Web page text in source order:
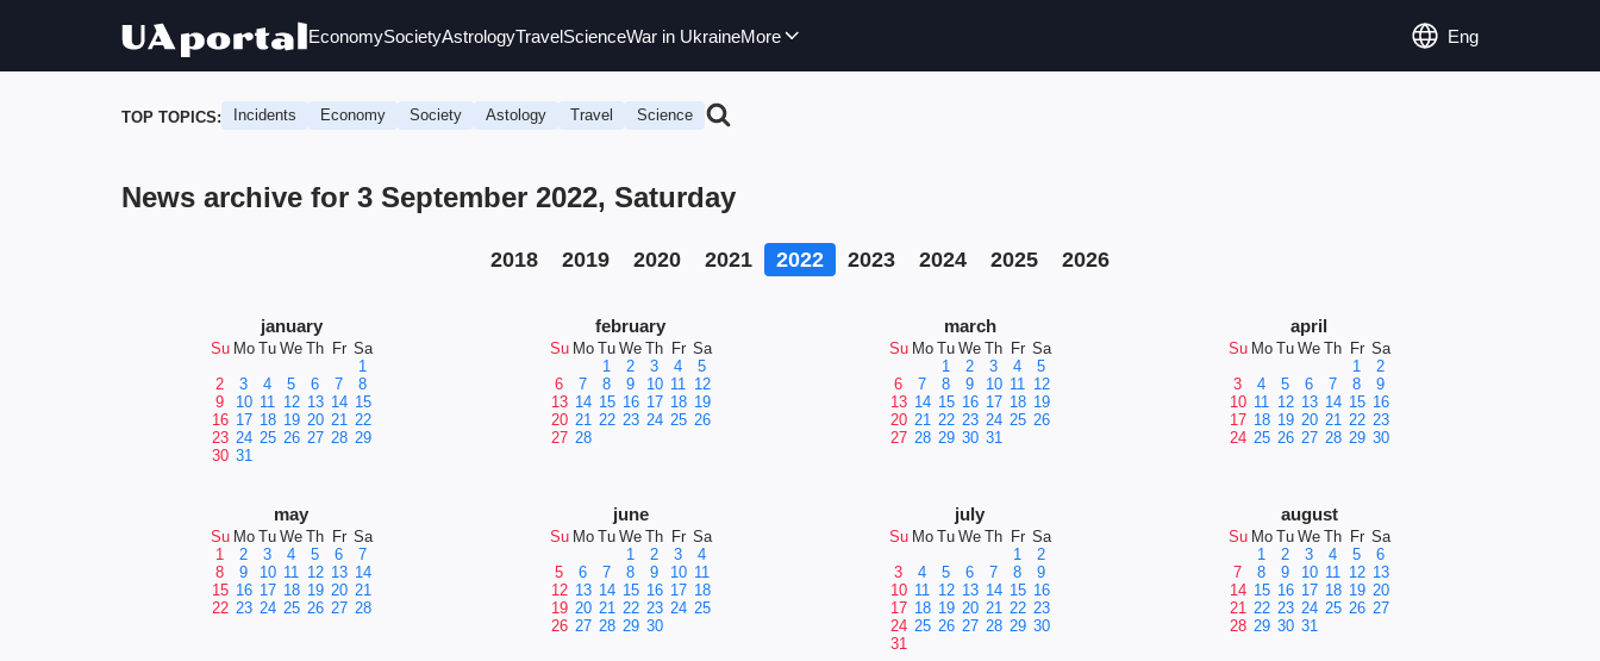
EconomySocietyAstrologyTravelScienceWar in UkraineMore Eng
TOP TOPICS: Incidents Economy Society Astology Travel Science
News archive for 3 September 2022, Saturday
2018 2019 2020 2021 2022 2023 2024 2025 2026
january
Su Mo Tu We Th Fr Sa
1
2
3 4 5 6 7
8
9
10 11 12 13 14 15
16 17 18 19 20 21 22
23 24 25 26 27 28 29
30 31
february
Su Mo Tu We Th Fr Sa
1
2 3 4
5
6
7 8 9 10 11 12
13 14 15 16 17 18 19
20 21 22 23 24 25 26
27 28
march
Su Mo Tu We Th Fr Sa
1
2 3 4
5
6
7 8 9 10 11 12
13 14 15 16 17 18 19
20 21 22 23 24 25 26
27 28 29 30 31
april
Su Mo Tu We Th Fr Sa
1
2
3
4 5 6 7 8
9
10 11 12 13 14 15 16
17 18 19 20 21 22 23
24 25 26 27 28 29 30
may
Su Mo Tu We Th Fr Sa
1
2 3 4 5 6
7
8
9 10 11 12 13 14
15 16 17 18 19 20 21
22 23 24 25 26 27 28
june
Su Mo Tu We Th Fr Sa
1
2 3
4
5
6 7 8 9 10 11
12 13 14 15 16 17 18
19 20 21 22 23 24 25
26 27 28 29 30
july
Su Mo Tu We Th Fr Sa
1
2
3
4 5 6 7 8
9
10 11 12 13 14 15 16
17 18 19 20 21 22 23
24 25 26 27 28 29 30
31
august
Su Mo Tu We Th Fr Sa
1
2 3 4 5
6
7
8 9 10 11 12 13
14 15 16 17 18 19 20
21 22 23 24 25 26 27
28 29 30 31